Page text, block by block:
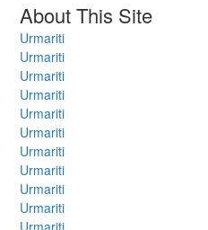
About This Site
Urmariti
Urmariti
Urmariti
Urmariti
Urmariti
Urmariti
Urmariti
Urmariti
Urmariti
Urmariti